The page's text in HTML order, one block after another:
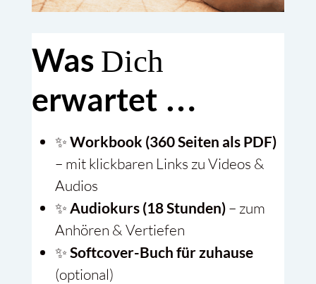
Was Dich
erwartet…
✨ Workbook (360 Seiten als PDF)
– mit klickbaren Links zu Videos &
Audios
✨ Audiokurs (18 Stunden)– zum
Anhören & Vertiefen
✨ Softcover-Buch für zuhause
(optional)